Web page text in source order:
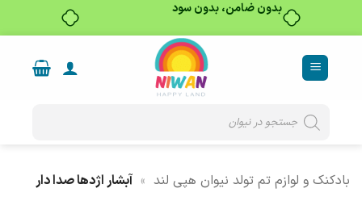
بدون ضامن، بدون سود
content
search
بادکنک و لوازم تم تولد نیوان هپی لند » آبشار اژدها صدا دار